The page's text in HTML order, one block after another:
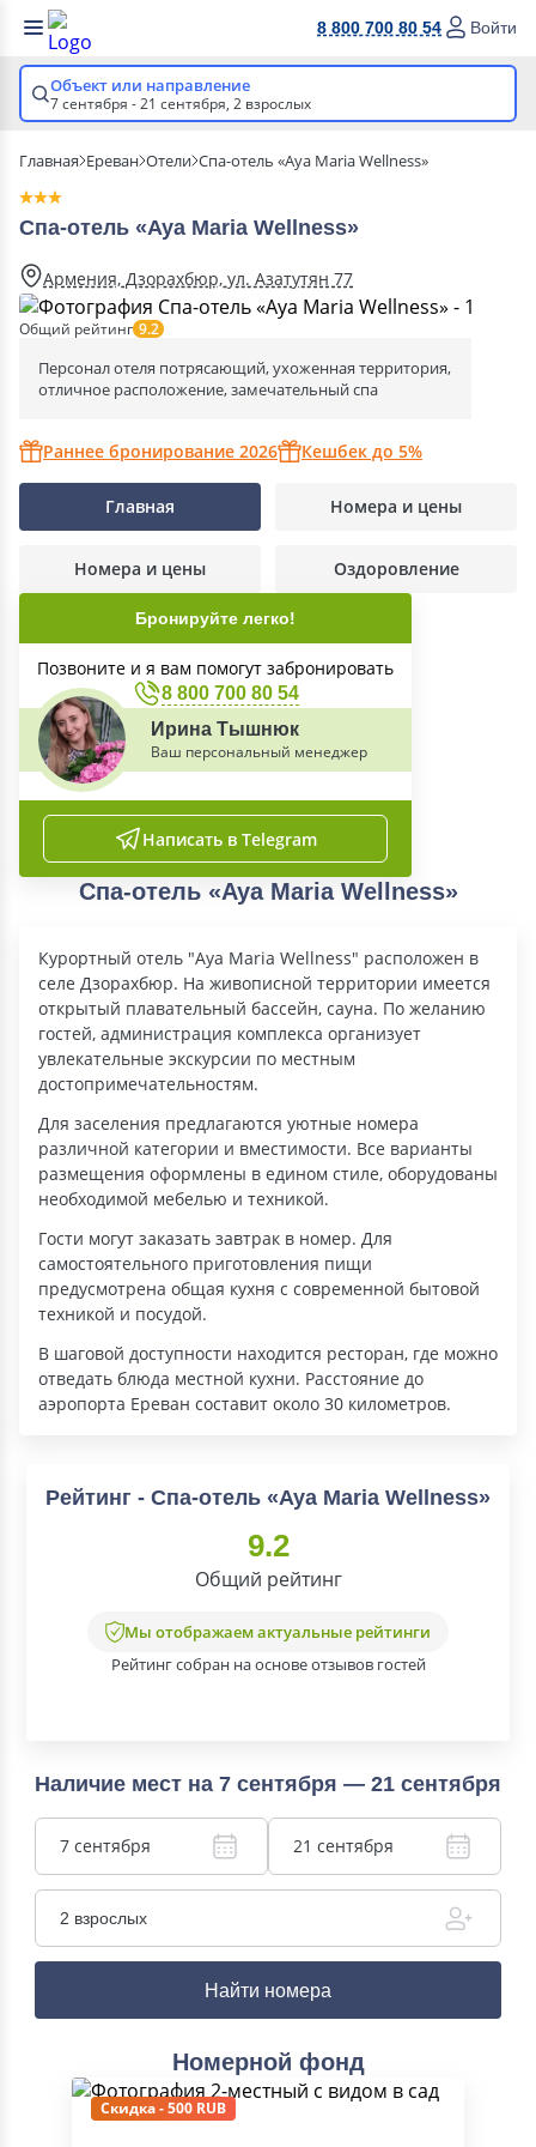
8 800 700 80 54 Войти
Объект или направление
7 сентября - 21 сентября, 2 взрослых
Главная Ереван Отели Спа-отель «Aya Maria Wellness»
Спа-отель «Aya Maria Wellness»
Армения, Дзорахбюр, ул. Азатутян 77
Общий рейтинг 9.2
Персонал отеля потрясающий, ухоженная территория,
отличное расположение, замечательный спа
Раннее бронирование 2026 Кешбек до 5%
Главная Номера и цены
Номера и цены Оздоровление
Бронируйте легко!
Позвоните и я вам помогут забронировать
8 800 700 80 54
Ирина Тышнюк
Ваш персональный менеджер
Написать в Telegram
Спа-отель «Aya Maria Wellness»
Курортный отель "Aya Maria Wellness" расположен в
селе Дзорахбюр. На живописной территории имеется
открытый плавательный бассейн, сауна. По желанию
гостей, администрация комплекса организует
увлекательные экскурсии по местным
достопримечательностям.
Для заселения предлагаются уютные номера
различной категории и вместимости. Все варианты
размещения оформлены в едином стиле, оборудованы
необходимой мебелью и техникой.
Гости могут заказать завтрак в номер. Для
самостоятельного приготовления пищи
предусмотрена общая кухня с современной бытовой
техникой и посудой.
В шаговой доступности находится ресторан, где можно
отведать блюда местной кухни. Расстояние до
аэропорта Ереван составит около 30 километров.
Рейтинг - Спа-отель «Aya Maria Wellness»
9.2
Общий рейтинг
Мы отображаем актуальные рейтинги
Рейтинг собран на основе отзывов гостей
Наличие мест на 7 сентября — 21 сентября
7 сентября 21 сентября
2 взрослых
Найти номера
Номерной фонд
Скидка - 500 RUB